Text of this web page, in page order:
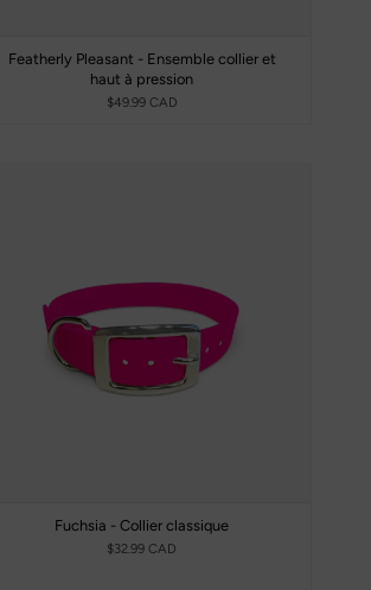
Featherly Pleasant - Ensemble collier et
haut à pression
$49.99 CAD
Fuchsia - Collier classique
$32.99 CAD